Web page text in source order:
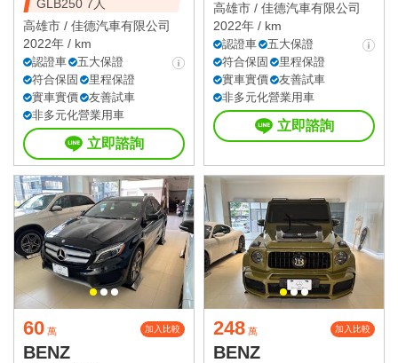
GLB250 7人
高雄市 / 佳德汽車有限公司
2022年 / km
認證車
五大保證
符合保固
里程保證
實車實價
友善試車
非多元化營業用車
立即諮詢
高雄市 / 佳德汽車有限公司
2022年 / km
認證車
五大保證
符合保固
里程保證
實車實價
友善試車
非多元化營業用車
立即諮詢
60 萬 加入比較
BENZ
248 萬 加入比較
BENZ